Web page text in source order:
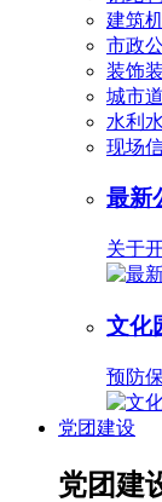
建筑
市政
装饰
城市
水利
现场
最新
关于
文化
预防
党团建设
党团建